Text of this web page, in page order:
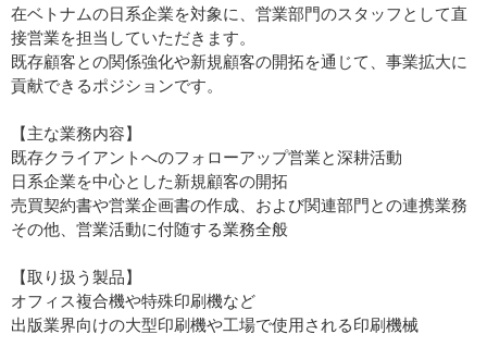
在ベトナムの日系企業を対象に、営業部門のスタッフとして直
接営業を担当していただきます。
既存顧客との関係強化や新規顧客の開拓を通じて、事業拡大に
貢献できるポジションです。
【主な業務内容】
既存クライアントへのフォローアップ営業と深耕活動
日系企業を中心とした新規顧客の開拓
売買契約書や営業企画書の作成、および関連部門との連携業務
その他、営業活動に付随する業務全般
【取り扱う製品】
オフィス複合機や特殊印刷機など
出版業界向けの大型印刷機や工場で使用される印刷機械